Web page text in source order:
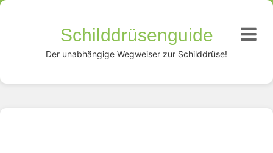
Schilddrüsenguide
Der unabhängige Wegweiser zur Schilddrüse!